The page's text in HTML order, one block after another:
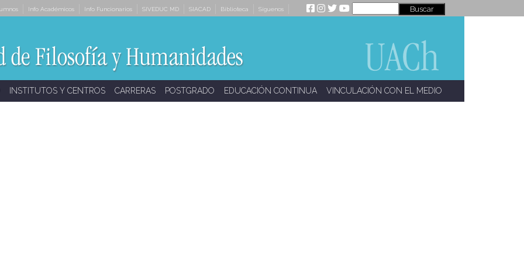
Info Académicos Info Funcionarios SIVEDUC MD SIACAD Biblioteca Síguenos
INSTITUTOS Y CENTROS CARRERAS POSTGRADO EDUCACIÓN CONTINUA VINCULACIÓN CON EL MEDIO